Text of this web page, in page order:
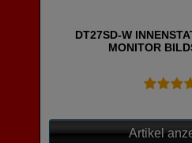
DT27SD-W
MONITOR
Artikel